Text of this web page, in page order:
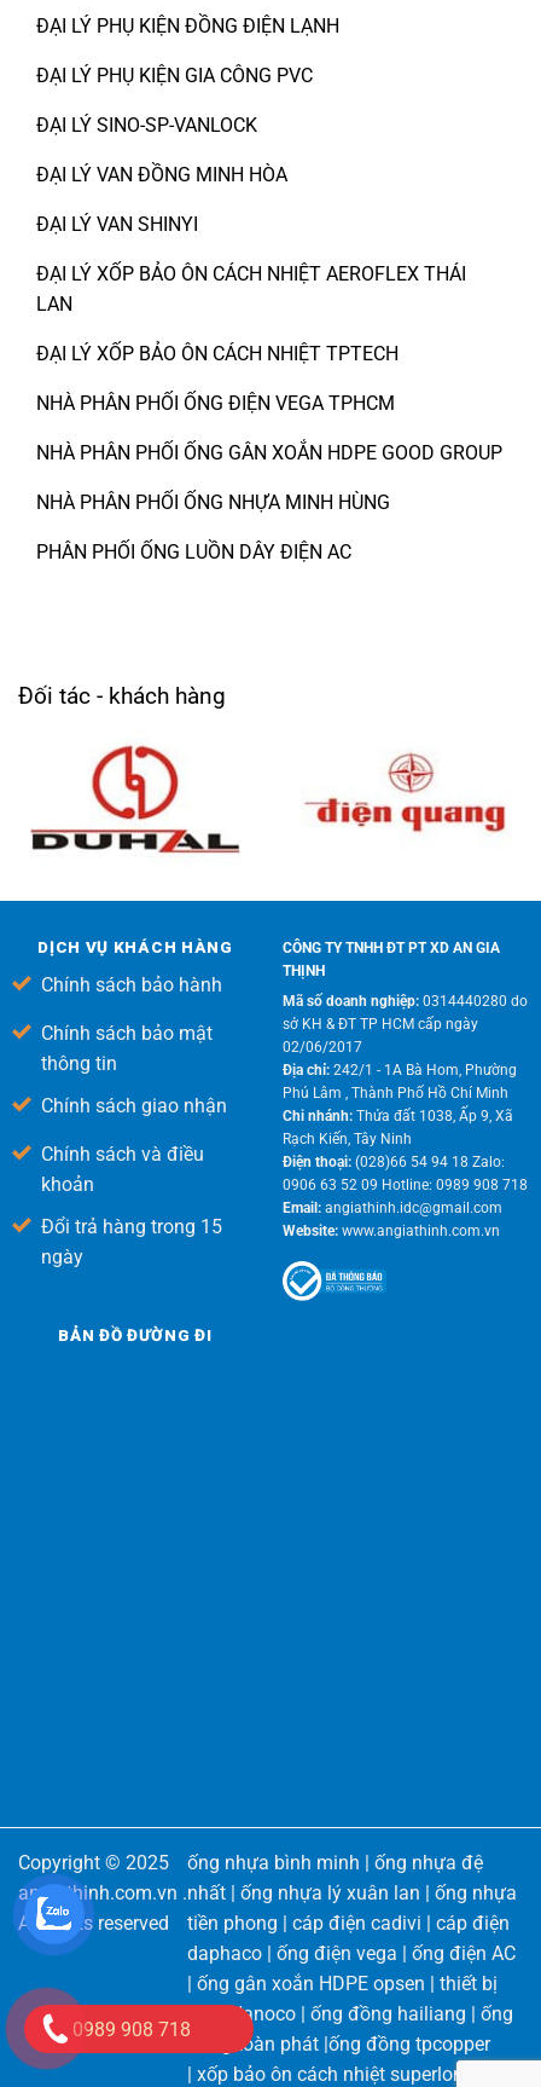
ĐẠI LÝ PHỤ KIỆN ĐỒNG ĐIỆN LẠNH
ĐẠI LÝ PHỤ KIỆN GIA CÔNG PVC
ĐẠI LÝ SINO-SP-VANLOCK
ĐẠI LÝ VAN ĐỒNG MINH HÒA
ĐẠI LÝ VAN SHINYI
ĐẠI LÝ XỐP BẢO ÔN CÁCH NHIỆT AEROFLEX THÁI
LAN
ĐẠI LÝ XỐP BẢO ÔN CÁCH NHIỆT TPTECH
NHÀ PHÂN PHỐI ỐNG ĐIỆN VEGA TPHCM
NHÀ PHÂN PHỐI ỐNG GÂN XOẮN HDPE GOOD GROUP
NHÀ PHÂN PHỐI ỐNG NHỰA MINH HÙNG
PHÂN PHỐI ỐNG LUỒN DÂY ĐIỆN AC
Đối tác - khách hàng
DỊCH VỤ KHÁCH HÀNG
Chính sách bảo hành
Chính sách bảo mật
thông tin
Chính sách giao nhận
Chính sách và điều
khoản
Đổi trả hàng trong 15
ngày
CÔNG TY TNHH ĐT PT XD AN GIA
THỊNH
Mã số doanh nghiệp:0314440280 do
sở KH & ĐT TP HCM cấp ngày
02/06/2017
Địa chỉ:242/1 - 1A Bà Hom, Phường
Phú Lâm , Thành Phố Hồ Chí Minh
Chi nhánh: Thửa đất 1038, Ấp 9, Xã
Rạch Kiến, Tây Ninh
Điện thoại:(028)66 54 94 18 Zalo:
0906 63 52 09 Hotline: 0989 908 718
Email:angiathinh.idc@gmail.com
Website:www.angiathinh.com.vn
BẢN ĐỒ ĐƯỜNG ĐI
Copyright © 2025
angiathinh.com.vn .
All rights reserved
ống nhựa bình minh | ống nhựa đệ
nhất | ống nhựa lý xuân lan | ống nhựa
tiền phong | cáp điện cadivi | cáp điện
daphaco | ống điện vega | ống điện AC
| ống gân xoắn HDPE opsen | thiết bị
điện Nanoco | ống đồng hailiang | ống
đồng toàn phát |ống đồng tpcopper
| xốp bảo ôn cách nhiệt superlon
0989 908 718